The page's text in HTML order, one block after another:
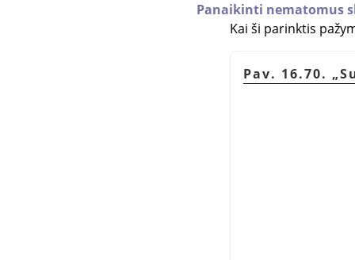
Panaikinti nematomus
Kai ši parinktis
Pav. 16.70. „